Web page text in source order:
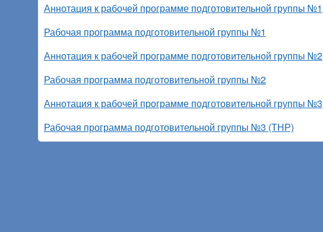
Аннотация к рабочей программе подготовительной группы №1
Рабочая программа подготовительной группы №1
Аннотация к рабочей программе подготовительной группы №2
Рабочая программа подготовительной группы №2
Аннотация к рабочей программе подготовительной группы №3
Рабочая программа подготовительной группы №3 (ТНР)